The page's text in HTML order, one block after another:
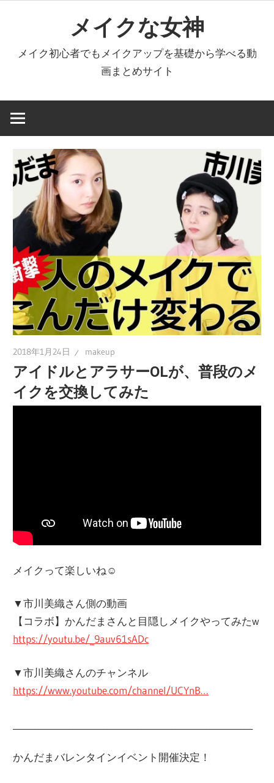
へ
キ
メイクな女神
メイク初心者でもメイクアップを基礎から学べる動
画まとめサイト
2018年1月24日 makeup
アイドルとアラサーOLが、普段のメ
イクを交換してみた
メイクって楽しいね☺︎
▼市川美織さん側の動画
【コラボ】かんだまさんと目隠しメイクやってみたw
https://youtu.be/_9auv61sADc
▼市川美織さんのチャンネル
https://www.youtube.com/channel/UCYnB…
かんだまバレンタインイベント開催決定！